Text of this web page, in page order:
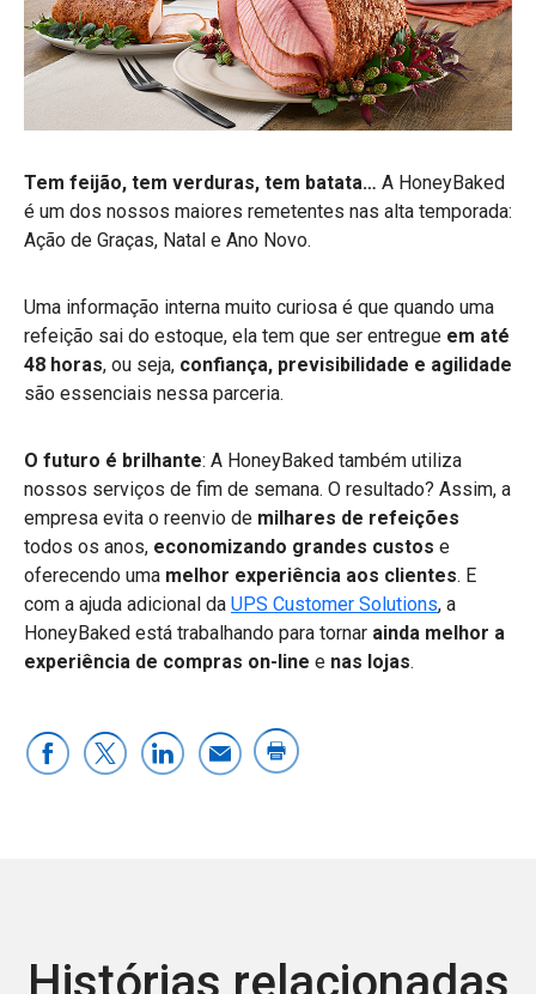
Tem feijão, tem verduras, tem batata… A HoneyBaked
é um dos nossos maiores remetentes nas alta temporada:
Ação de Graças, Natal e Ano Novo.
Uma informação interna muito curiosa é que quando uma
refeição sai do estoque, ela tem que ser entregue em até
48 horas, ou seja, confiança, previsibilidade e agilidade
são essenciais nessa parceria.
O futuro é brilhante: A HoneyBaked também utiliza
nossos serviços de fim de semana. O resultado? Assim, a
empresa evita o reenvio de milhares de refeições
todos os anos, economizando grandes custos e
oferecendo uma melhor experiência aos clientes. E
com a ajuda adicional da UPS Customer Solutions, a
HoneyBaked está trabalhando para tornar ainda melhor a
experiência de compras on-line e nas lojas.